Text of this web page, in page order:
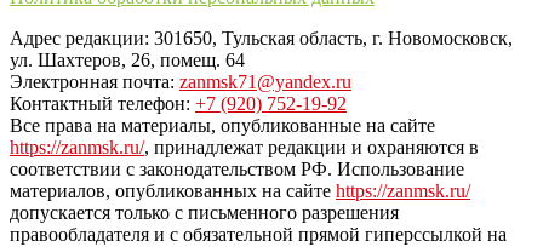
Адрес редакции: 301650, Тульская область, г. Новомосковск,
ул. Шахтеров, 26, помещ. 64
Электронная почта: zanmsk71@yandex.ru
Контактный телефон: +7 (920) 752-19-92
Все права на материалы, опубликованные на сайте
https://zanmsk.ru/, принадлежат редакции и охраняются в
соответствии с законодательством РФ. Использование
материалов, опубликованных на сайте https://zanmsk.ru/
допускается только с письменного разрешения
правообладателя и с обязательной прямой гиперссылкой на